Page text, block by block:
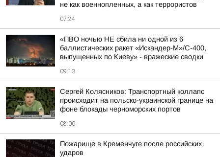
не как военнопленных, а как террористов
07:24
«ПВО ночью НЕ сбила ни одной из 6
баллистических ракет «Искандер-М»/С-400,
выпущенных по Киеву» - вражеские сводки
09:13
Сергей Колясников: Транспортный коллапс
происходит на польско-украинской границе на
фоне блокады черноморских портов
08:00
Пожарище в Кременчуге после российских
ударов